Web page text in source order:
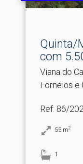
Quinta/
com
Viana do
Fornelos e
Ref: 86/
55 m2
1